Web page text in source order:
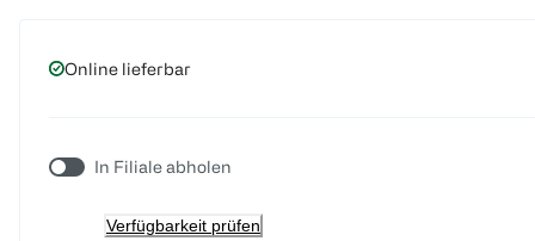
Online lieferbar
In Filiale abholen
Verfügbarkeit prüfen